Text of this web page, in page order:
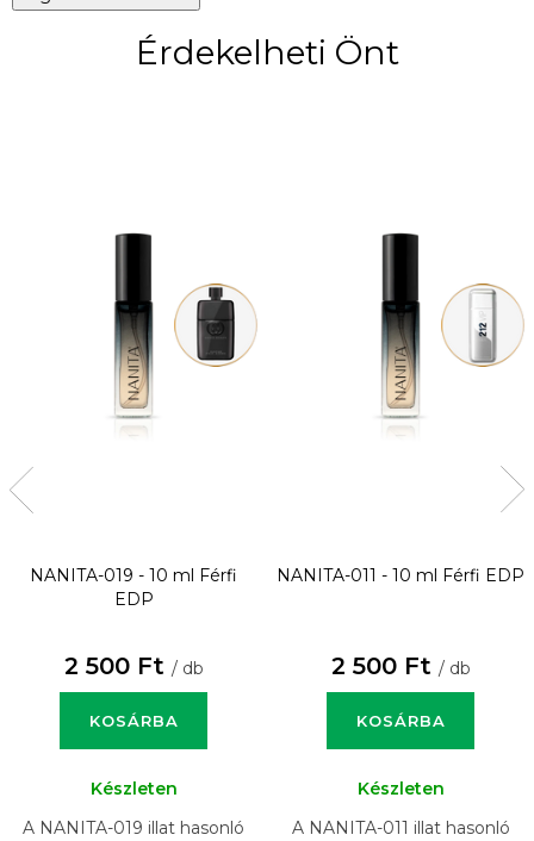
Érdekelheti Önt
NANITA-019 - 10 ml
Férfi
EDP
2 500 Ft / db
KOSÁRBA
Készleten
A NANITA-019 illat hasonló
NANITA-011 - 10 ml Férfi EDP
2 500 Ft / db
KOSÁRBA
Készleten
A NANITA-011 illat hasonló